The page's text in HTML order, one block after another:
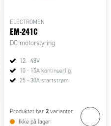
ELECTROMEN
EM-241C
DC-motorstyring
12 - 48V
10 - 15A kontinuerlig
25 - 30A startstrøm
Produktet har 2 varianter
Ikke på lager